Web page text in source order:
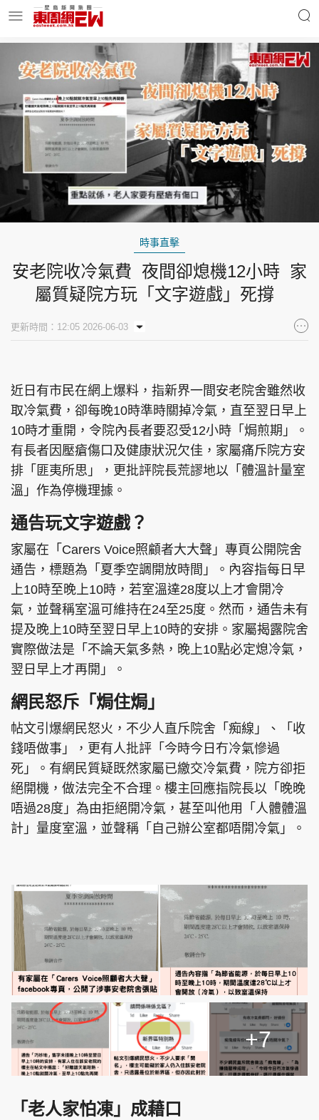
明星名人 時事財經
東周Ladies 優享生活
東周食玩通 會員活動
玄學靈異 東周專欄
東周刊 cazbuyer 東Touch
PCM 電腦廣場
頭條日報 星島環球 The Standard
親子王 Oh!爸媽 JobMarket
頭條搵工 EDUPLUS
關於我們
聯絡我們
隱私政策聲明
使用條款
版權及免責聲明
©Eastweek.com.hk. All rights reserved.
時事直擊
安老院收冷氣費 夜間卻熄機12小時 家
屬質疑院方玩「文字遊戲」死撐
更新時間：12:05 2026-06-03
近日有市民在網上爆料，指新界一間安老院舍雖然收
取冷氣費，卻每晚10時準時關掉冷氣，直至翌日早上
10時才重開，令院內長者要忍受12小時「焗煎期」。
有長者因壓瘡傷口及健康狀況欠佳，家屬痛斥院方安
排「匪夷所思」，更批評院長荒謬地以「體溫計量室
溫」作為停機理據。
通告玩文字遊戲？
家屬在「Carers Voice照顧者大大聲」專頁公開院舍
通告，標題為「夏季空調開放時間」。內容指每日早
上10時至晚上10時，若室溫達28度以上才會開冷
氣，並聲稱室溫可維持在24至25度。然而，通告未有
提及晚上10時至翌日早上10時的安排。家屬揭露院舍
實際做法是「不論天氣多熱，晚上10點必定熄冷氣，
翌日早上才再開」。
網民怒斥「焗住焗」
帖文引爆網民怒火，不少人直斥院舍「痴線」、「收
錢唔做事」，更有人批評「今時今日冇冷氣慘過
死」。有網民質疑既然家屬已繳交冷氣費，院方卻拒
絕開機，做法完全不合理。樓主回應指院長以「晚晚
唔過28度」為由拒絕開冷氣，甚至叫他用「人體體溫
計」量度室溫，並聲稱「自己辦公室都唔開冷氣」。
+7
「老人家怕凍」成藉口